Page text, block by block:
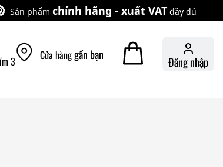
Sản phẩm chính hãng - xuất VAT đầy đủ
3
Cửa hànggần bạn Đăng nhập